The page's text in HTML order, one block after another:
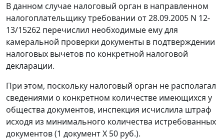
В данном случае налоговый орган в направленном
налогоплательщику требовании от 28.09.2005 N 12-
13/15262 перечислил необходимые ему для
камеральной проверки документы в подтверждении
налоговых вычетов по конкретной налоговой
декларации.
При этом, поскольку налоговый орган не располагал
сведениями о конкретном количестве имеющихся у
общества документов, инспекция исчислила штраф
исходя из минимального количества истребованных
документов (1 документ X 50 руб.).